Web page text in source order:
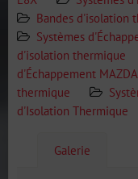
Bandes d'isolation
Systèmes
d'isolation thermique
d'Échappement
thermique
d'Isolation Thermique
Galerie